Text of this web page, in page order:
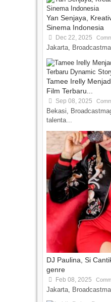
Yan Senjaya,
Sinema Indonesia
Dec 22, 2025
Jakarta,
Tamee Irelly
Film Terbaru...
Sep 08, 2025
Bekasi,
talenta...
DJ Paulina, Si
genre
Feb 08, 2025
Jakarta,